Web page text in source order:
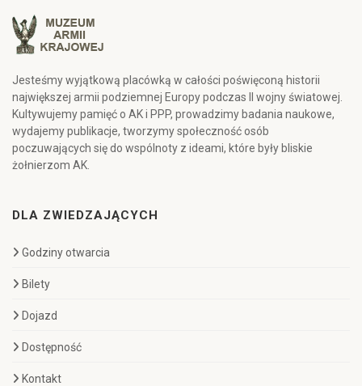
Jesteśmy wyjątkową placówką w całości poświęconą historii
największej armii podziemnej Europy podczas II wojny światowej.
Kultywujemy pamięć o AK i PPP, prowadzimy badania naukowe,
wydajemy publikacje, tworzymy społeczność osób
poczuwających się do wspólnoty z ideami, które były bliskie
żołnierzom AK.
DLA ZWIEDZAJĄCYCH
Godziny otwarcia
Bilety
Dojazd
Dostępność
Kontakt